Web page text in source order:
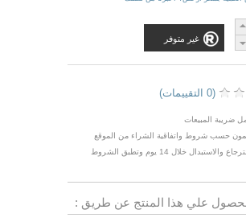
غير متوفر
(0 التقييمات)
ضريبة المبيعات
حسب شروط واتفاقية الشراء من الموقع
> يمكن الاسترجاع والاستبدال خلال 14 يوم وتطبق الشروط
علي هذا المنتج عن طريق :